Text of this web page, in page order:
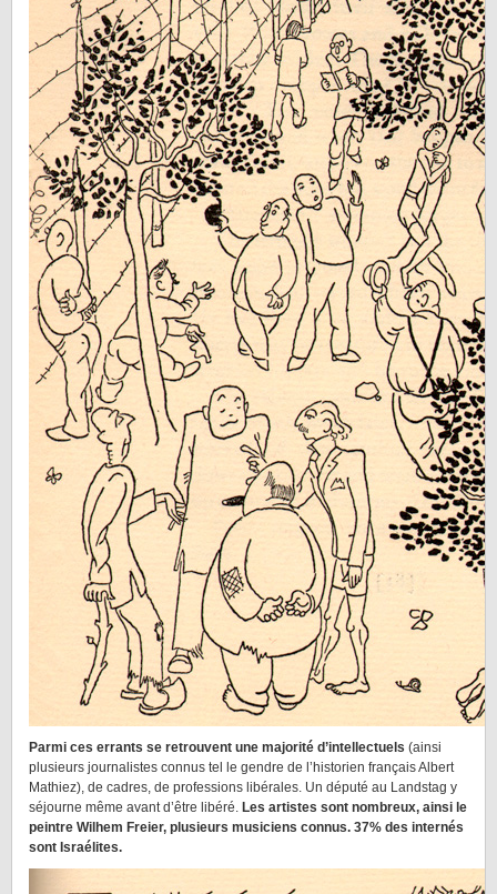
Parmi ces errants se retrouvent une majorité d’intellectuels (ainsi
plusieurs journalistes connus tel le gendre de l’historien français Albert
Mathiez), de cadres, de professions libérales. Un député au Landstag y
séjourne même avant d’être libéré. Les artistes sont nombreux, ainsi le
peintre Wilhem Freier, plusieurs musiciens connus. 37% des internés
sont Israélites.